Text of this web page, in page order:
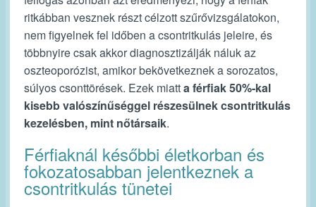
ritkábban vesznek részt célzott szűrővizsgálatokon,
nem figyelnek fel időben a csontritkulás jeleire, és
többnyire csak akkor diagnosztizálják náluk az
oszteoporózist, amikor bekövetkeznek a sorozatos,
súlyos csonttörések. Ezek miatta férfiak 50%-kal
kisebb valószínűséggel részesülnek csontritkulás
kezelésben, mint nőtársaik.
Férfiaknál későbbi életkorban és
fokozatosabban jelentkeznek a
csontritkulás tünetei